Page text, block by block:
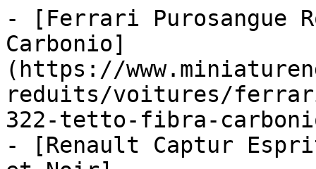
- [Ferrari Purosangue
Carbonio]
(https://
reduits/voitures/
322-tetto-fibra-
- [Renault Captur